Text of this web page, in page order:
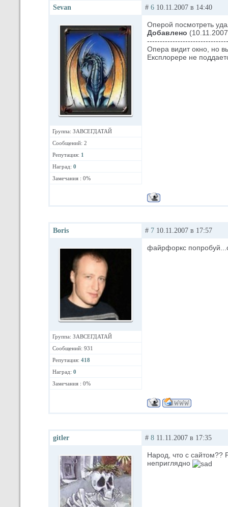
Sevan
Группа: ЗАВСЕГДАТАЙ
Сообщений: 2
Репутация: 1
Наград: 0
Замечания : 0%
# 6 10.11.2007 в 14:40
Оперой посмотреть
Добавлено
Опера видит окно, но
Експлорере не
Boris
Группа: ЗАВСЕГДАТАЙ
Сообщений: 931
Репутация: 418
Наград: 0
Замечания : 0%
# 7 10.11.2007 в 17:57
файрфоркс
gitler # 8 11.11.2007 в 17:35
Народ, что с сайтом??
неприглядно